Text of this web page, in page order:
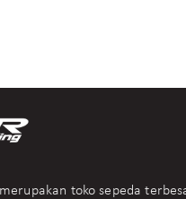
toko sepeda